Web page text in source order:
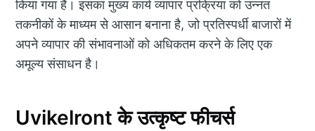
किया गया है। इसका मुख्य कार्य व्यापार प्रक्रिया को उन्नत
तकनीकों के माध्यम से आसान बनाना है, जो प्रतिस्पर्धी बाजारों में
अपने व्यापार की संभावनाओं को अधिकतम करने के लिए एक
अमूल्य संसाधन है।
Uvikelront के उत्कृष्ट फीचर्स